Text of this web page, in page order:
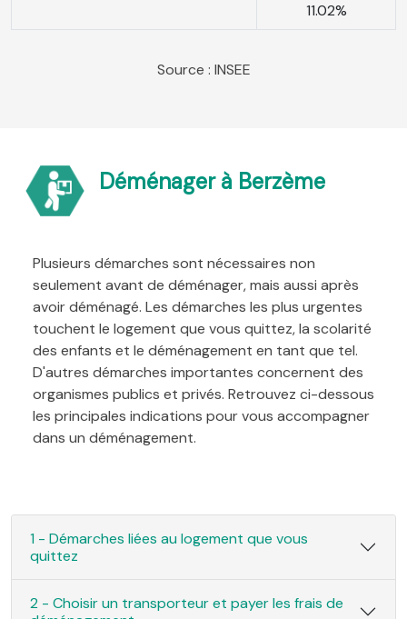
11.02%
Source : INSEE
Déménager à Berzème
Plusieurs démarches sont nécessaires non
seulement avant de déménager, mais aussi après
avoir déménagé. Les démarches les plus urgentes
touchent le logement que vous quittez, la scolarité
des enfants et le déménagement en tant que tel.
D'autres démarches importantes concernent des
organismes publics et privés. Retrouvez ci-dessous
les principales indications pour vous accompagner
dans un déménagement.
1 - Démarches liées au logement que vous
quittez
2 - Choisir un transporteur et payer les frais de